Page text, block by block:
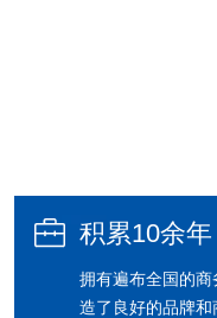
 积累10余
拥有遍布全国的
造了良好的品牌和